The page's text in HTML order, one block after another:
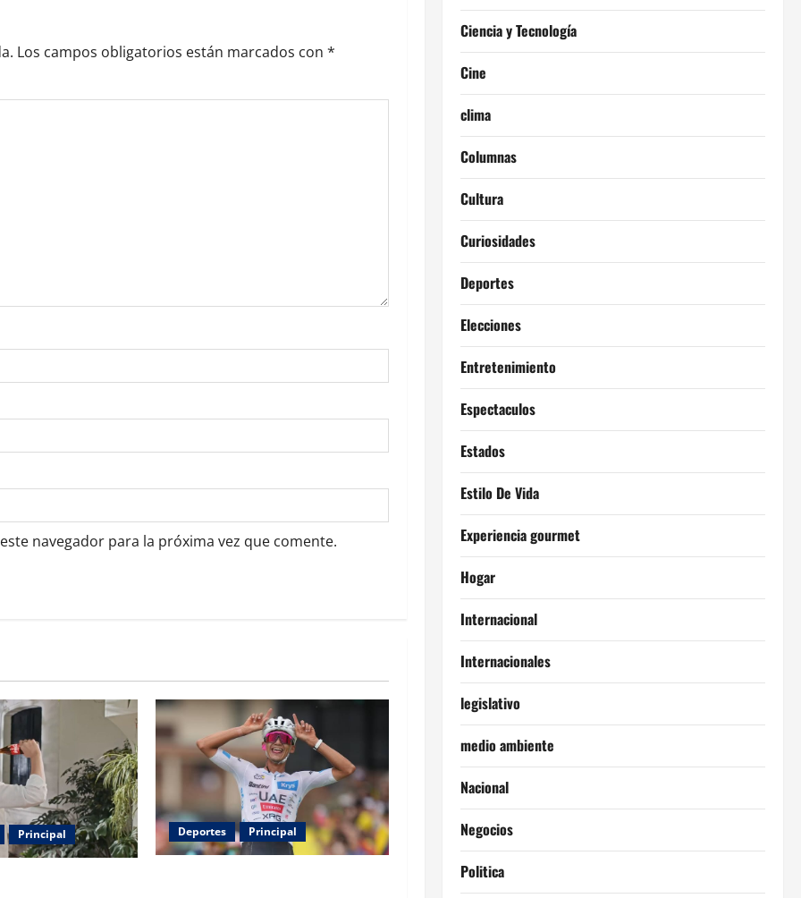
Los campos obligatorios están marcados con *
navegador para la próxima vez que comente.
Principal Deportes Principal
Ciencia y Tecnología
Cine
clima
Columnas
Cultura
Curiosidades
Deportes
Elecciones
Entretenimiento
Espectaculos
Estados
Estilo De Vida
Experiencia gourmet
Hogar
Internacional
Internacionales
legislativo
medio ambiente
Nacional
Negocios
Politica